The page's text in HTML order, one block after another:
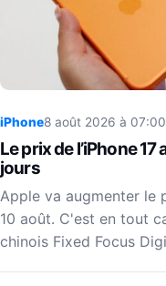
iPhone8 août 2026 à 07:00
Le prix de l’iPhone
jours
Apple va augmenter le
10 août. C'est en tout
chinois Fixed Focus